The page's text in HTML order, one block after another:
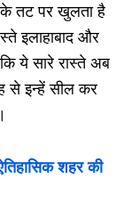
के तट पर खुलता है
इलाहाबाद और
ये सारे रास्ते अब
से इन्हें सील कर
शहर की